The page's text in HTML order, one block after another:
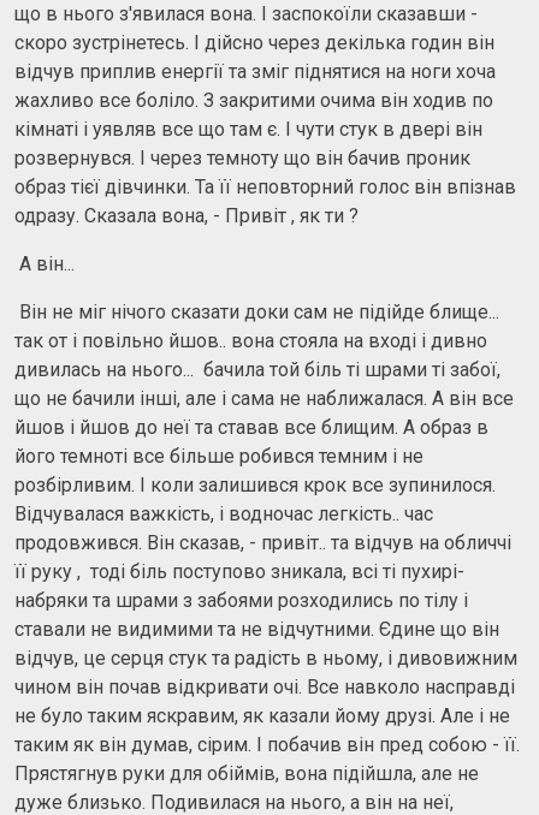
що в нього з'явилася вона. І заспокоїли сказавши -
скоро зустрінетесь. І дійсно через декілька годин він
відчув приплив енергії та зміг піднятися на ноги хоча
жахливо все боліло. З закритими очима він ходив по
кімнаті і уявляв все що там є. І чути стук в двері він
розвернувся. І через темноту що він бачив проник
образ тієї дівчинки. Та її неповторний голос він впізнав
одразу. Сказала вона, - Привіт , як ти ?
А він...
Він не міг нічого сказати доки сам не підійде блище...
так от і повільно йшов.. вона стояла на вході і дивно
дивилась на нього... бачила той біль ті шрами ті забої,
що не бачили інші, але і сама не наближалася. А він все
йшов і йшов до неї та ставав все блищим. А образ в
його темноті все більше робився темним і не
розбірливим. І коли залишився крок все зупинилося.
Відчувалася важкість, і водночас легкість.. час
продовжився. Він сказав, - привіт.. та відчув на обличчі
її руку , тоді біль поступово зникала, всі ті пухирі-
набряки та шрами з забоями розходились по тілу і
ставали не видимими та не відчутними. Єдине що він
відчув, це серця стук та радість в ньому, і дивовижним
чином він почав відкривати очі. Все навколо насправді
не було таким яскравим, як казали йому друзі. Але і не
таким як він думав, сірим. І побачив він пред собою - її.
Прястягнув руки для обіймів, вона підійшла, але не
дуже близько. Подивилася на нього, а він на неї,